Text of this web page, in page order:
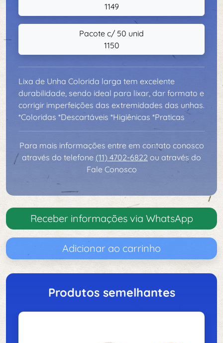
1149
Pacote c/ 50 unid
1150
Lixa de Unha Colorida larga tem excelente
durabilidade, sendo ideal para lixar, dar formato e
corrigir imperfeições das extremidades das unhas.
*Coloridas *Descartáveis *Higiênicas *Praticas
Para mais informações entre em contato conosco
através do telefone (11) 4702-6822 ou através do
Fale Conosco
Receber informações via WhatsApp
Adicionar ao carrinho
Produtos semelhantes